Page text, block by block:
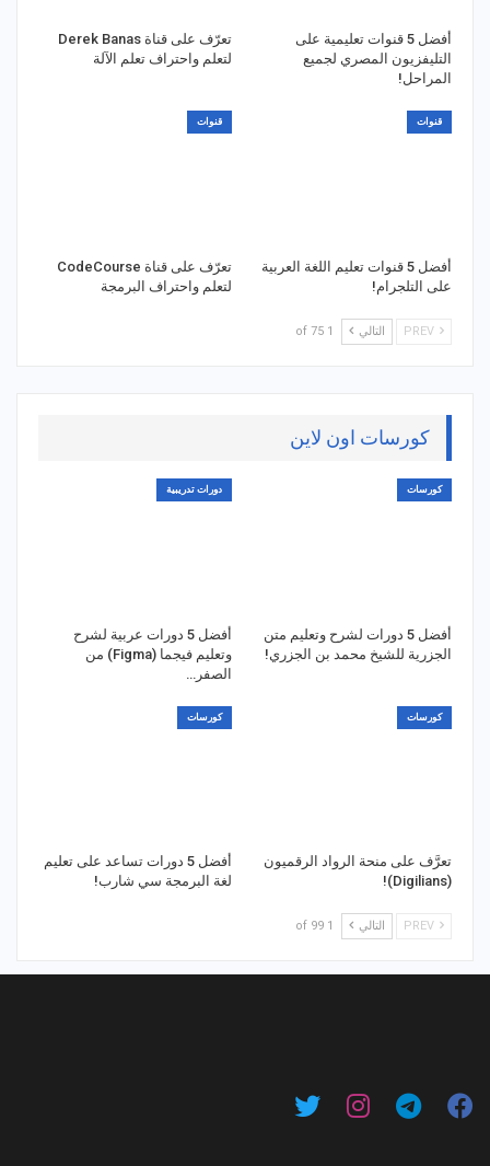
أفضل 5 قنوات تعليمية على
التليفزيون المصري لجميع
المراحل!
تعرّف على قناة Derek Banas
لتعلم واحتراف تعلم الآلة
قنوات
أفضل 5 قنوات تعليم اللغة العربية
على التلجرام!
قنوات
تعرّف على قناة CodeCourse
لتعلم واحتراف البرمجة
التالي 1 of 75
كورسات اون لاين
كورسات
أفضل 5 دورات لشرح وتعليم متن
الجزرية للشيخ محمد بن الجزري!
دورات تدريبية
أفضل 5 دورات عربية لشرح
وتعليم فيجما (Figma) من
الصفر…
كورسات
تعرَّف على منحة الرواد الرقميون
(Digilians)!
كورسات
أفضل 5 دورات تساعد على تعليم
لغة البرمجة سي شارب!
التالي 1 of 99